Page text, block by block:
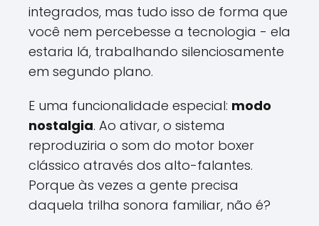
integrados, mas tudo isso de forma que
você nem percebesse a tecnologia - ela
estaria lá, trabalhando silenciosamente
em segundo plano.
E uma funcionalidade especial: modo
nostalgia. Ao ativar, o sistema
reproduziria o som do motor boxer
clássico através dos alto-falantes.
Porque às vezes a gente precisa
daquela trilha sonora familiar, não é?